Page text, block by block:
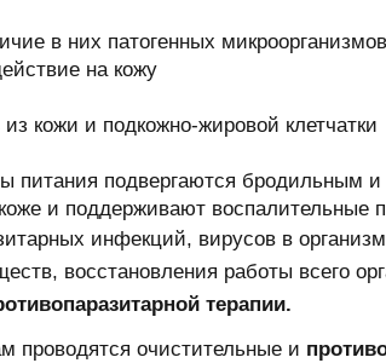
в них патогенных
на кожу
кожи и подкожно-жировой клетчатки
питания подвергаются бродильным
и поддерживают воспалительные
инфекций, вирусов в
восстановления работы всего
терапии.
проводятся очистительные и